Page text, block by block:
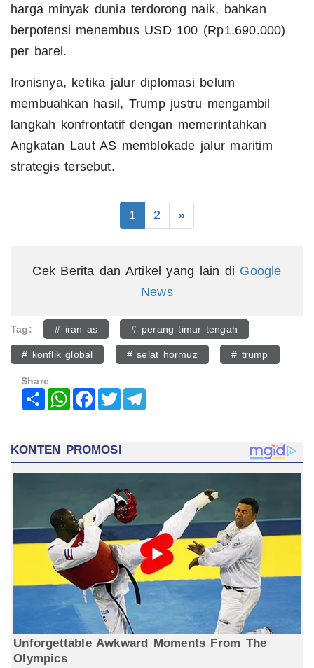
harga minyak dunia terdorong naik, bahkan
berpotensi menembus USD 100 (Rp1.690.000)
per barel.
Ironisnya, ketika jalur diplomasi belum
membuahkan hasil, Trump justru mengambil
langkah konfrontatif dengan memerintahkan
Angkatan Laut AS memblokade jalur maritim
strategis tersebut.
1 2 »
Cek Berita dan Artikel yang lain di Google
News
Tag: # iran as # perang timur tengah
# konflik global # selat hormuz # trump
Share
Share WhatsAppFacebook
Twitter